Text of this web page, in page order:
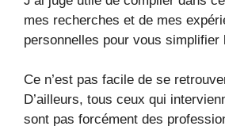
mes recherches et de mes
personnelles pour vous simplifier
Ce n’est pas facile de se
D’ailleurs, tous ceux qui
sont pas forcément des